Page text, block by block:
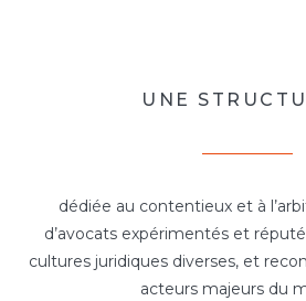
UNE
dédiée au contentieux et à
d’avocats expérimentés et
cultures juridiques diverses, et
acteurs majeurs du